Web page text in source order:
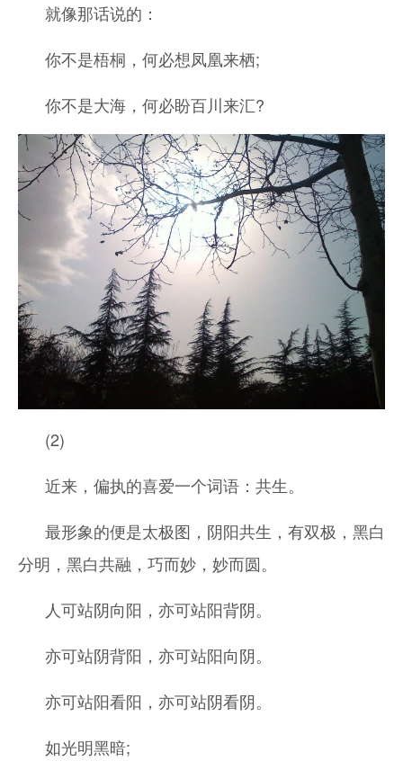
就像那话说的：
你不是梧桐，何必想凤凰来栖;
你不是大海，何必盼百川来汇?
(2)
近来，偏执的喜爱一个词语：共生。
最形象的便是太极图，阴阳共生，有双极，黑白
分明，黑白共融，巧而妙，妙而圆。
人可站阴向阳，亦可站阳背阴。
亦可站阴背阳，亦可站阳向阴。
亦可站阳看阳，亦可站阴看阴。
如光明黑暗;